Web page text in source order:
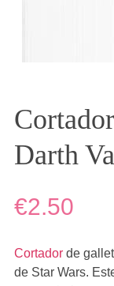
Darth
€2.50
Cortadorde
de Star Wars.